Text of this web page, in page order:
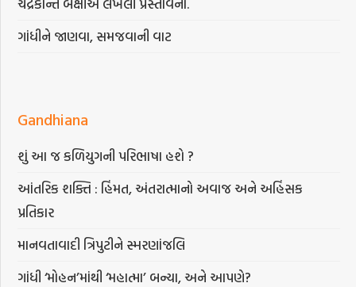
ગાંધીને જાણવા, સમજવાની વાટ
Gandhiana
શું આ જ કળિયુગની પરિભાષા હશે ?
આંતરિક શક્તિ : હિંમત, અંતરાત્માનો અવાજ અને અહિંસક
પ્રતિકાર
માનવતાવાદી ત્રિપુટીને સ્મરણાંજલિ
ગાંધી ‘મોહન’માંથી ‘મહાત્મા’ બન્યા, અને આપણે?